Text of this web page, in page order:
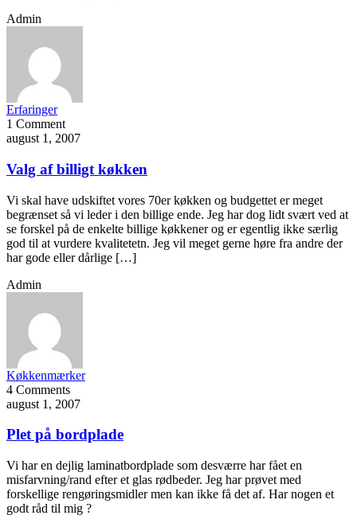
Admin
Erfaringer
1 Comment
august 1, 2007
Valg af billigt køkken
Vi skal have udskiftet vores 70er køkken og budgettet er meget
begrænset så vi leder i den billige ende. Jeg har dog lidt svært ved at
se forskel på de enkelte billige køkkener og er egentlig ikke særlig
god til at vurdere kvalitetetn. Jeg vil meget gerne høre fra andre der
har gode eller dårlige […]
Admin
Køkkenmærker
4 Comments
august 1, 2007
Plet på bordplade
Vi har en dejlig laminatbordplade som desværre har fået en
misfarvning/rand efter et glas rødbeder. Jeg har prøvet med
forskellige rengøringsmidler men kan ikke få det af. Har nogen et
godt råd til mig ?